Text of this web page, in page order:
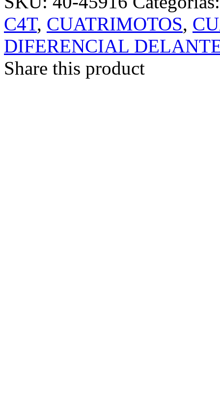
C4T, CUATRIMOTOS,
DIFERENCIAL
Share this product